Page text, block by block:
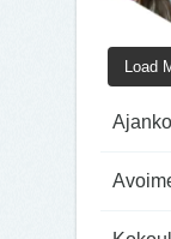
Load